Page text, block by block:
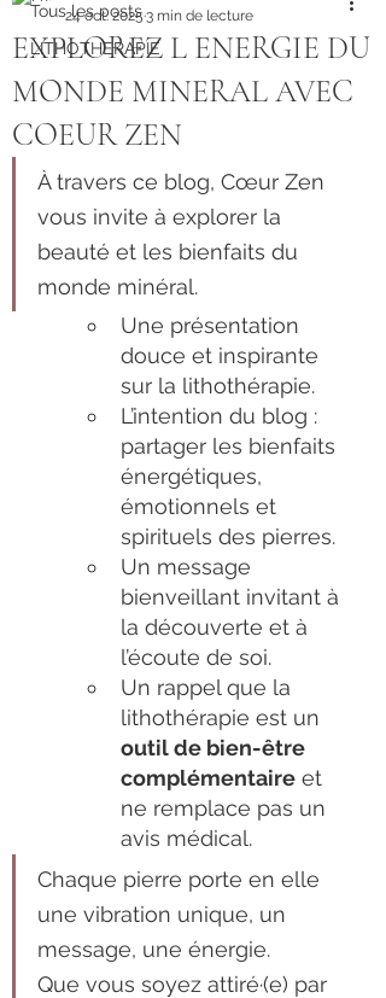
Tous les posts
LITHOTHERAPIE
EXPLOREZ L ENERGIE DU
MONDE MINERAL AVEC
COEUR ZEN
24 oct. 2025 3 min de lecture
À travers ce blog, Cœur Zen
vous invite à explorer la
beauté et les bienfaits du
monde minéral.
Une présentation
douce et inspirante
sur la lithothérapie.
L’intention du blog :
partager les bienfaits
énergétiques,
émotionnels et
spirituels des pierres.
Un message
bienveillant invitant à
la découverte et à
l’écoute de soi.
Un rappel que la
lithothérapie est un
outil de bien-être
complémentaire et
ne remplace pas un
avis médical.
Chaque pierre porte en elle
une vibration unique, un
message, une énergie.
Que vous soyez attiré·(e) par